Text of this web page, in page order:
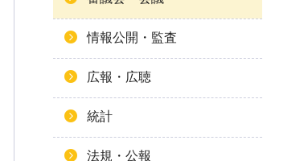
情報公開・監査
広報・広聴
統計
法規・公報